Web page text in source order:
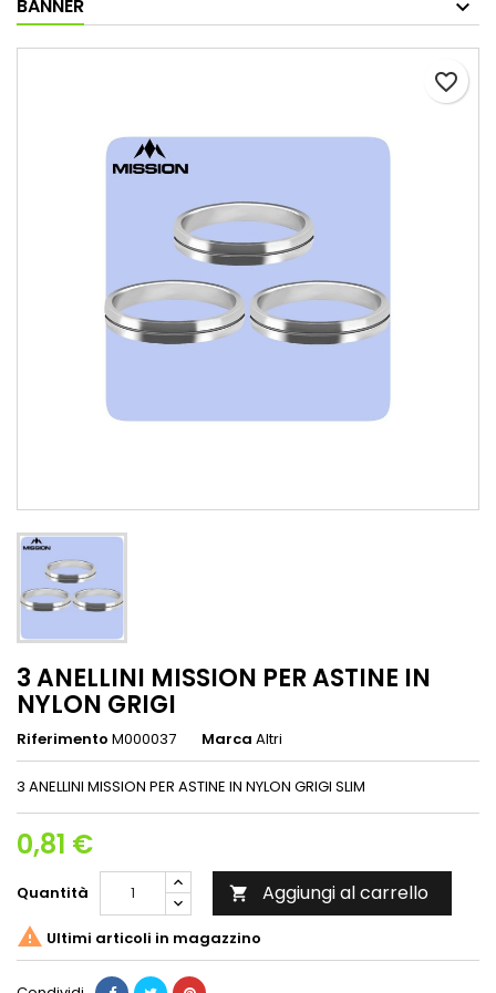
BANNER
favorite_border
3 ANELLINI MISSION PER ASTINE IN
NYLON GRIGI
Riferimento M000037 Marca Altri
3 ANELLINI MISSION PER ASTINE IN NYLON GRIGI SLIM
0,81 €
Quantità  Aggiungi al carrello
 Ultimi articoli in magazzino